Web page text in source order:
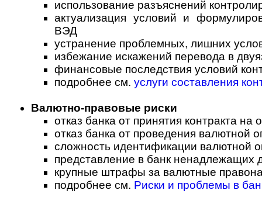
использование разъяснений
актуализация условий и
ВЭД
устранение проблемных, лишних
избежание искажений перевода в
финансовые последствия условий
подробнее см. услуги составления
Валютно-правовые риски
отказ банка от принятия контракта на
отказ банка от проведения валютной
сложность идентификации валютной
представление в банк ненадлежащих
крупные штрафы за валютные
подробнее см. Риски и проблемы в